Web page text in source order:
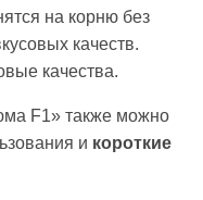
на корню без
качеств.
качества.
F1» также можно
и короткие